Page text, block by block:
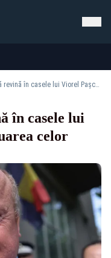
13 persoane vor să revină în casele lui Viorel Pașca, după evacuarea celor peste 400 de beneficiari
în casele lui
celor